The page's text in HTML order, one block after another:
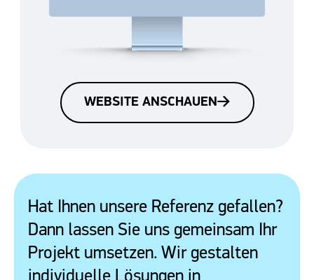
WEBSITE ANSCHAUEN
Hat Ihnen unsere Referenz gefallen?
Dann lassen Sie uns gemeinsam Ihr
Projekt umsetzen. Wir gestalten